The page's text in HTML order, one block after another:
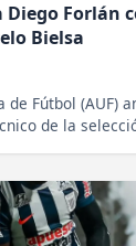
Forlán
Bielsa
de Fútbol (AUF)
de la